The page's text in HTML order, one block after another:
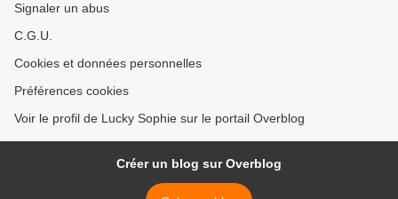
Signaler un abus
C.G.U.
Cookies et données personnelles
Préférences cookies
Voir le profil de Lucky Sophie sur le portail Overblog
Créer un blog sur Overblog